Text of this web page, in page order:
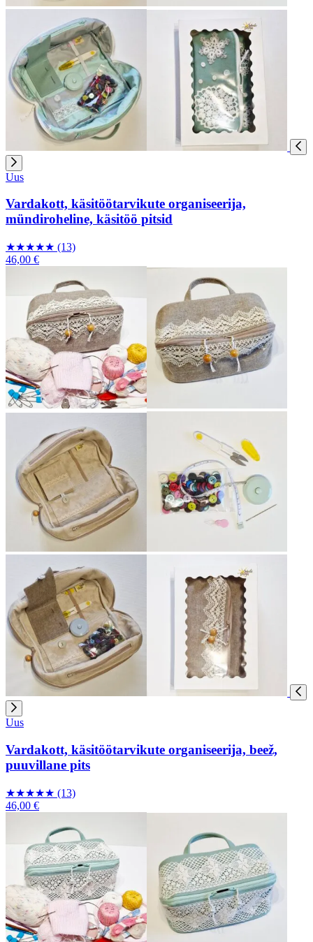
Uus
Vardakott, käsitöötarvikute organiseerija,
mündiroheline, käsitöö pitsid
★★★★★ (13)
46,00 €
Uus
Vardakott, käsitöötarvikute organiseerija, beež,
puuvillane pits
★★★★★ (13)
46,00 €